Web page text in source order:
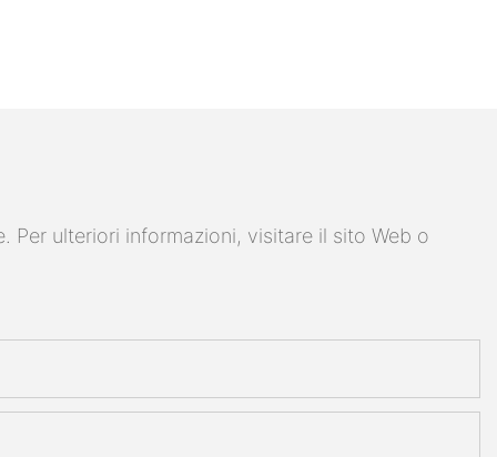
ulteriori informazioni, visitare il sito Web o